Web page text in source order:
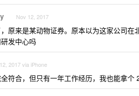
Nov 12, 2017
原来是某动物证券。原本以为这家公司
发中心吗
2017 via iPhone
符合，但只有一年工作经历，我也能拿个